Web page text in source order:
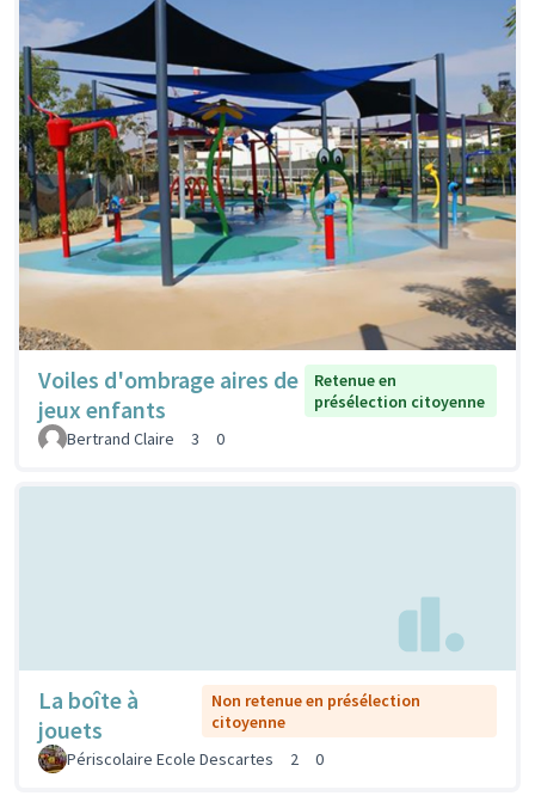
Voiles d'ombrage aires de
jeux enfants
Retenue en
présélection citoyenne
Bertrand Claire
3 0
La boîte à
jouets
Non retenue en présélection
citoyenne
Périscolaire Ecole Descartes
2 0